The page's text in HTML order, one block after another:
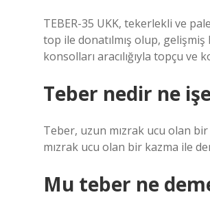
TEBER-35 UKK, tekerlekli ve
top ile donatılmış olup,
konsolları aracılığıyla topçu
Teber nedir ne
Teber, uzun mızrak ucu olan
mızrak ucu olan bir kazma ile
Mu teber ne